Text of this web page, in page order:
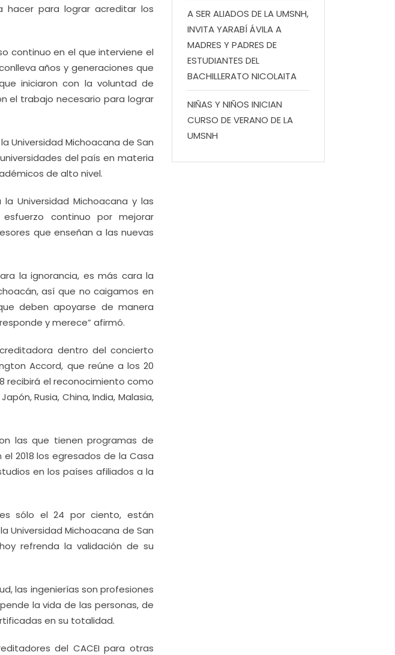
para lograr acreditar los
continuo en el que interviene el
años y generaciones que
iniciaron con la voluntad de
el trabajo necesario para lograr
Universidad Michoacana de San
del país en materia
de alto nivel.
Universidad Michoacana y las
continuo por mejorar
que enseñan a las nuevas
la ignorancia, es más cara la
así que no caigamos en
deben apoyarse de manera
y merece” afirmó.
dentro del concierto
Accord, que reúne a los 20
recibirá el reconocimiento como
Rusia, China, India, Malasia,
las que tienen programas de
2018 los egresados de la Casa
en los países afiliados a la
sólo el 24 por ciento, están
Universidad Michoacana de San
refrenda la validación de su
las ingenierías son profesiones
la vida de las personas, de
en su totalidad.
del CACEI para otras
A SER ALIADOS DE LA UMSNH,
INVITA YARABÍ ÁVILA A
MADRES Y PADRES DE
ESTUDIANTES DEL
BACHILLERATO NICOLAITA
NIÑAS Y NIÑOS INICIAN
CURSO DE VERANO DE LA
UMSNH